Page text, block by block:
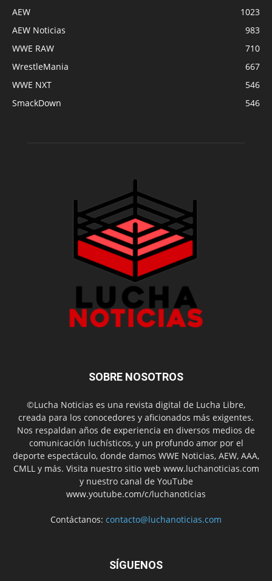
AEW
1023
AEW Noticias
983
WWE RAW
710
WrestleMania
667
WWE NXT
546
SmackDown
546
SOBRE NOSOTROS
©Lucha Noticias es una revista digital de Lucha Libre,
creada para los conocedores y aficionados más exigentes.
Nos respaldan años de experiencia en diversos medios de
comunicación luchísticos, y un profundo amor por el
deporte espectáculo, donde damos WWE Noticias, AEW, AAA,
CMLL y más. Visita nuestro sitio web www.luchanoticias.com
y nuestro canal de YouTube
www.youtube.com/c/luchanoticias
Contáctanos: contacto@luchanoticias.com
SÍGUENOS